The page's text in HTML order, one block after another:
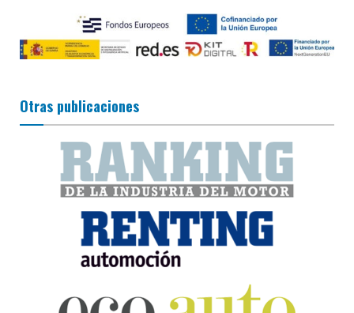
Otras publicaciones